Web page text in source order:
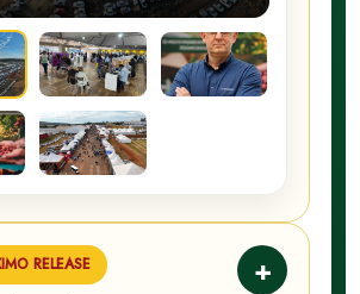
RELEASE +